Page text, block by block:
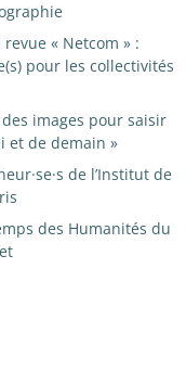
« Netcom » :
pour les collectivités
images pour saisir
et de demain »
de l’Institut de
des Humanités du